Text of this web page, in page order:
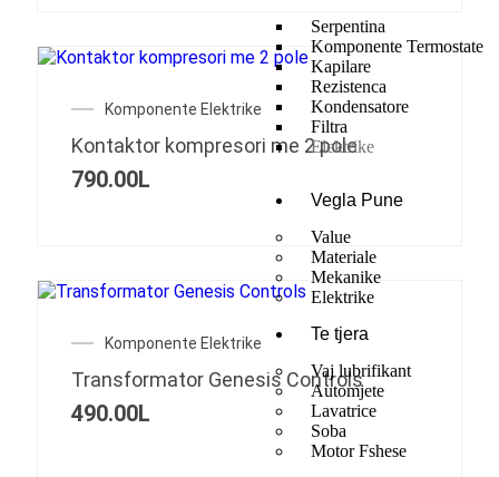
Serpentina
Komponente Termostate
Kapilare
Rezistenca
Kondensatore
Filtra
Elektrike
Vegla Pune
Value
Materiale
Mekanike
Elektrike
Te tjera
Vaj lubrifikant
Automjete
Lavatrice
Soba
Motor Fshese
Komponente Elektrike
Kontaktor kompresori me 2 pole
790.00L
Komponente Elektrike
Transformator Genesis Controls
490.00L